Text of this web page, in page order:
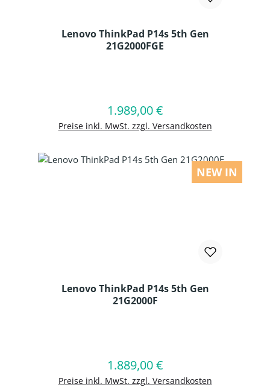
Lenovo ThinkPad P14s 5th Gen
21G2000FGE
Regulärer Preis:
1.989,00 €
Preise inkl. MwSt. zzgl. Versandkosten
In den Warenkorb
NEW IN
Lenovo ThinkPad P14s 5th Gen
21G2000F
Regulärer Preis:
1.889,00 €
Preise inkl. MwSt. zzgl. Versandkosten
In den Warenkorb